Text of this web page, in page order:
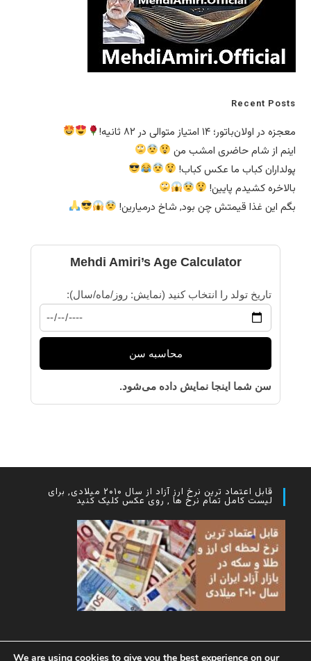
Recent Posts
معجزه در اولان‌باتور؛ ۱۴ امتیاز متوالی در ۸۲ ثانیه!
اینم از شام حاضری امشب من
پولداران کباب ما عکس کباب!
بالاخره کشیدم پایین!
بگم این غذا قیمتش چن بود, شاخ درمیارین!
Mehdi Amiri’s Age Calculator
تاریخ تولد را انتخاب کنید (نمایش: روز/ماه/سال):
محاسبه سن
سن شما اینجا نمایش داده می‌شود.
قابل اعتماد ترین نرخ ارز آزاد از سال ۲۰۱۰ میلادی, برای
لیست کامل تمام نرخ ها , روی عکس کلیک کنید
We are using cookies to give you the best experience on our